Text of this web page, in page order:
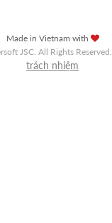
Made in Vietnam with
JSC. All Rights Reserved.
trách nhiệm